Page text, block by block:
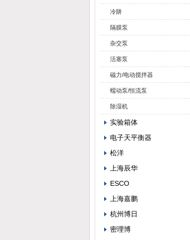
冷阱
隔膜泵
杂交泵
活塞泵
磁力/电动搅拌器
蠕动泵/恒流泵
除湿机
实验箱体
电子天平衡器
松洋
上海辰华
ESCO
上海嘉鹏
杭州博日
密理博